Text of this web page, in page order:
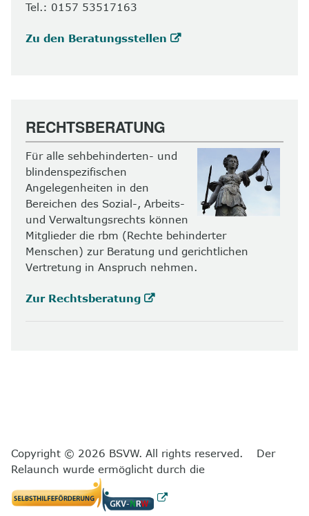
Tel.: 0157 53517163
Zu den Beratungsstellen
RECHTSBERATUNG
Für alle sehbehinderten- und
blindenspezifischen
Angelegenheiten in den
Bereichen des Sozial-, Arbeits-
und Verwaltungsrechts können
Mitglieder die rbm (Rechte behinderter
Menschen) zur Beratung und gerichtlichen
Vertretung in Anspruch nehmen.
Zur Rechtsberatung
Copyright © 2026 BSVW. All rights reserved. Der
Relaunch wurde ermöglicht durch die